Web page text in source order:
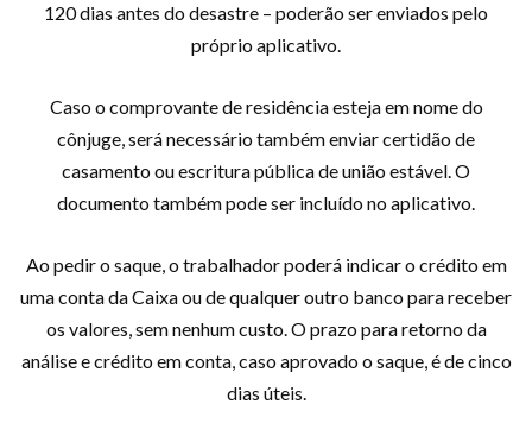
120 dias antes do desastre – poderão ser enviados pelo
próprio aplicativo.
Caso o comprovante de residência esteja em nome do
cônjuge, será necessário também enviar certidão de
casamento ou escritura pública de união estável. O
documento também pode ser incluído no aplicativo.
Ao pedir o saque, o trabalhador poderá indicar o crédito em
uma conta da Caixa ou de qualquer outro banco para receber
os valores, sem nenhum custo. O prazo para retorno da
análise e crédito em conta, caso aprovado o saque, é de cinco
dias úteis.